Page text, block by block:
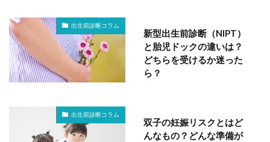
出生前診断コラム
新型出生前診断（NIPT）
と胎児ドックの違いは？
どちらを受けるか迷った
ら？
出生前診断コラム
双子の妊娠リスクとはど
んなもの？どんな準備が